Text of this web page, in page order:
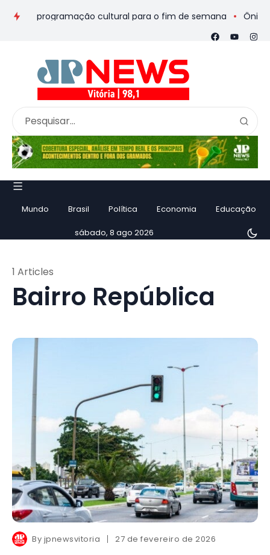
e programação cultural para o fim de semana Ônibus de
Mundo Brasil Política Economia Educação
sábado, 8 ago 2026
Bairro República
1 Articles
By jpnewsvitoria 27 de fevereiro de 2026